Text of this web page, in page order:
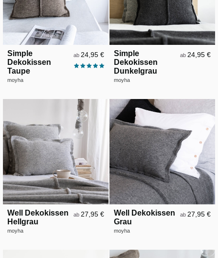
Simple
Dekokissen
Taupe
moyha
ab 24,95 €
Simple
Dekokissen
Dunkelgrau
moyha
ab 24,95 €
Well Dekokissen
Hellgrau
moyha
ab 27,95 €
Well Dekokissen
Grau
moyha
ab 27,95 €